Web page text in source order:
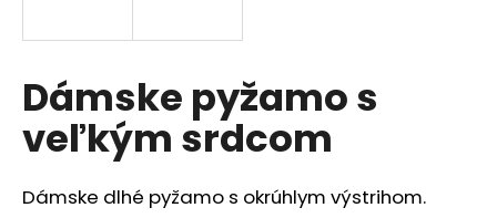
Dámske pyžamo s
veľkým srdcom
Dámske dlhé pyžamo s okrúhlym výstrihom.
s
ť
?